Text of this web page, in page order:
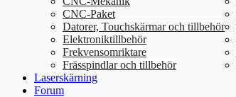
CNC-Paket
Datorer, Touchskärmar och tillbehör
Elektroniktillbehör
Frekvensomriktare
Frässpindlar och tillbehör
Laserskärning
Forum